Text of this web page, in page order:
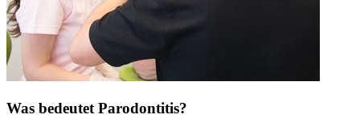
Was bedeutet Parodontitis?